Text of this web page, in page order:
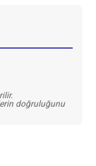
doğruluğunu